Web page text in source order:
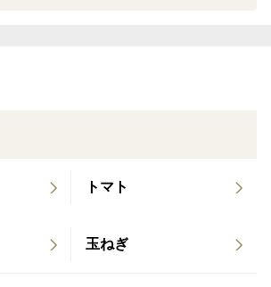
】
ません。
トマト
玉ねぎ